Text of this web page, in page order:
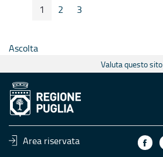
Pagina Precedente
Pagina
1 Pagina
2 Pagina
3
Ascolta
Valuta questo sito
Area riservata